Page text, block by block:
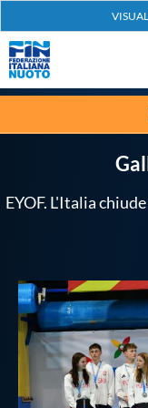
Nuoto
Pallanuoto
Tuffi
Fondo
Salvamento
EYOF. L'Italia